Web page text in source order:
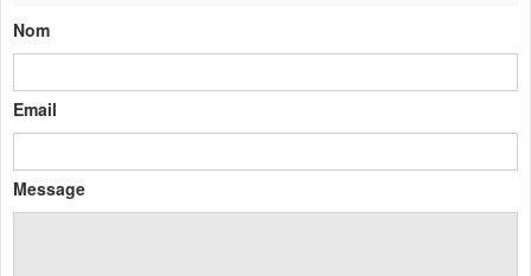
Nom
Email
Message